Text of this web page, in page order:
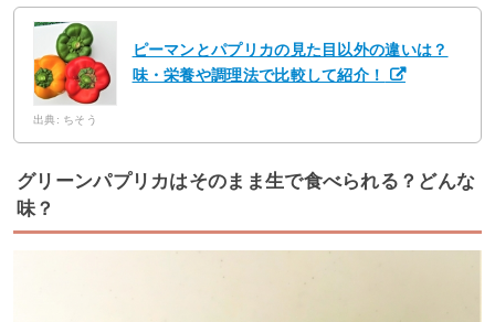
ピーマンとパプリカの見た目以外の違いは？
味・栄養や調理法で比較して紹介！
出典: ちそう
グリーンパプリカはそのまま生で食べられる？どんな
味？